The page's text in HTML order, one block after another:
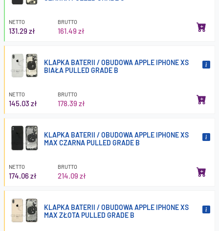
NETTO
131.29 zł
BRUTTO
161.49 zł
KLAPKA BATERII / OBUDOWA APPLE IPHONE XS
BIAŁA PULLED GRADE B
NETTO
145.03 zł
BRUTTO
178.39 zł
KLAPKA BATERII / OBUDOWA APPLE IPHONE XS
MAX CZARNA PULLED GRADE B
NETTO
174.06 zł
BRUTTO
214.09 zł
KLAPKA BATERII / OBUDOWA APPLE IPHONE XS
MAX ZŁOTA PULLED GRADE B